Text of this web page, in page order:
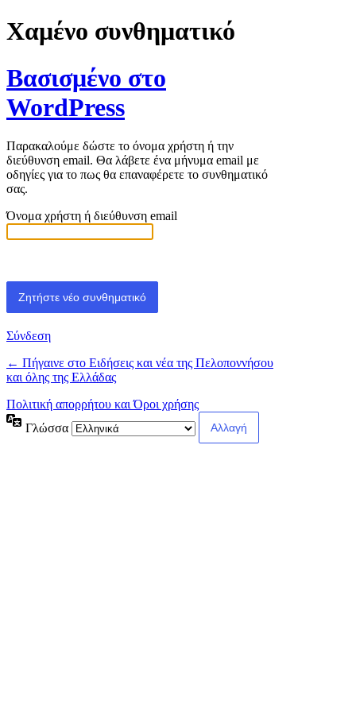
Χαμένο συνθηματικό
Βασισμένο στο
WordPress
Παρακαλούμε δώστε το όνομα χρήστη ή την
διεύθυνση email. Θα λάβετε ένα μήνυμα email με
οδηγίες για το πως θα επαναφέρετε το συνθηματικό
σας.
Όνομα χρήστη ή διεύθυνση email
Σύνδεση
← Πήγαινε στο Ειδήσεις και νέα της Πελοποννήσου
και όλης της Ελλάδας
Πολιτική απορρήτου και Όροι χρήσης
Γλώσσα